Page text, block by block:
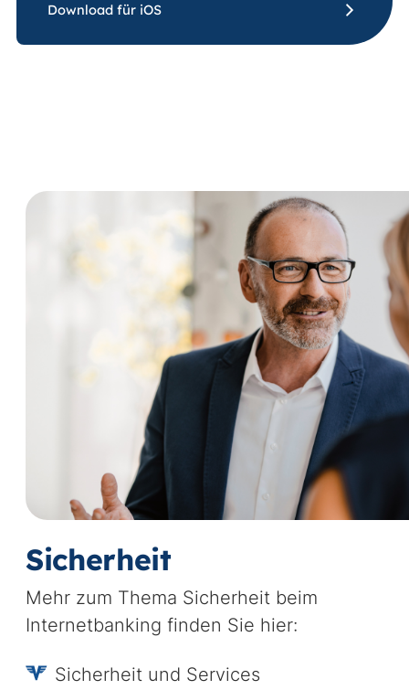
Download für iOS
Sicherheit
Mehr zum Thema Sicherheit beim
Internetbanking finden Sie hier:
Sicherheit und Services